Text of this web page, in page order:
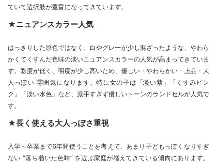
ていて選択肢が豊富になってきています。
★ニュアンスカラー人気
はっきりした原色ではなく、白やグレーが少し混ざったような、やわら
かくてくすんだ色味の淡いニュアンスカラーの人気が高まってきていま
す。彩度が低く、明度が少し高いため、優しい・やわらかい・上品・大
人っぽい 雰囲気になります。特に女の子は「淡い紫」「くすみピン
ク」「淡い水色」など、派手すぎず優しいトーンのランドセルが人気で
す。
★長く使える大人っぽさ重視
入学～卒業まで6年間使うことを考えて、あまり子どもっぽくなりすぎ
ない “落ち着いた色味” を選ぶ家庭が増えてきている傾向にあります。